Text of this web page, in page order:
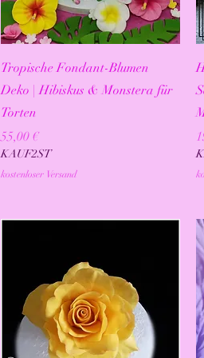
Schnellansicht
Tropische Fondant-Blumen
Deko | Hibiskus & Monstera für
Torten
Preis
55,00 €
KAUF2ST
kostenloser Versand